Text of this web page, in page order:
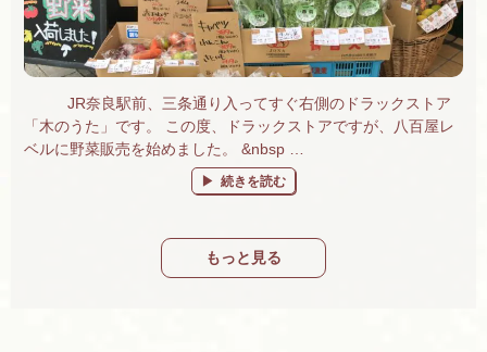
JR奈良駅前、三条通り入ってすぐ右側のドラックストア
「木のうた」です。 この度、ドラックストアですが、八百屋レ
ベルに野菜販売を始めました。 &nbsp …
“有機野菜・果物販売始めました！奈良で有
続きを読む
もっと見る